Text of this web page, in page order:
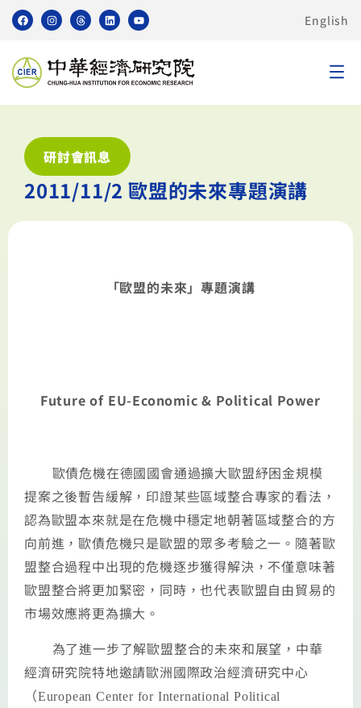
English
研討會訊息
2011/11/2 歐盟的未來專題演講
「歐盟的未來」專題演講
Future of EU-Economic & Political Power
歐債危機在德國國會通過擴大歐盟紓困金規模
提案之後暫告緩解，印證某些區域整合專家的看法，
認為歐盟本來就是在危機中穩定地朝著區域整合的方
向前進，歐債危機只是歐盟的眾多考驗之一。隨著歐
盟整合過程中出現的危機逐步獲得解決，不僅意味著
歐盟整合將更加緊密，同時，也代表歐盟自由貿易的
市場效應將更為擴大。
為了進一步了解歐盟整合的未來和展望，中華
經濟研究院特地邀請歐洲國際政治經濟研究中心
（European Center for International Political